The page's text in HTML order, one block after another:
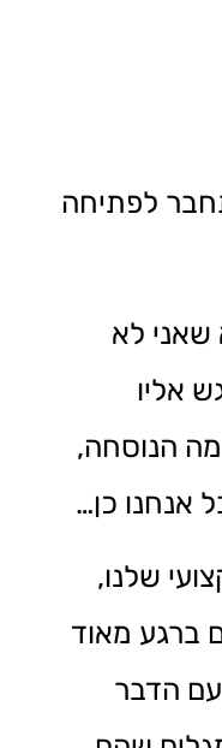
לפתיחה
שאני לא
אליו
מה הנוסחה,
אנחנו כן…
שלנו,
ברגע מאוד
הדבר